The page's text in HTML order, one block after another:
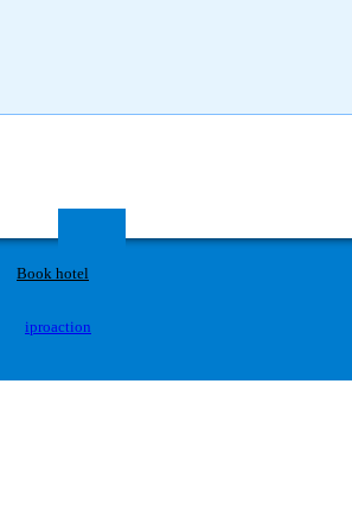
Book hotel
iproaction